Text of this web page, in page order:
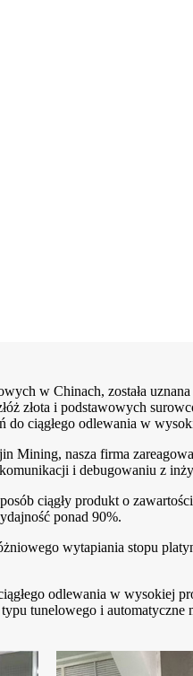
w Chinach, została
złota i podstawowych
do ciągłego odlewania w
nasza firma
i debugowaniu z
ciągły produkt o
ponad 90%.
wytapiania stopu
odlewania w wysokiej
tunelowego i